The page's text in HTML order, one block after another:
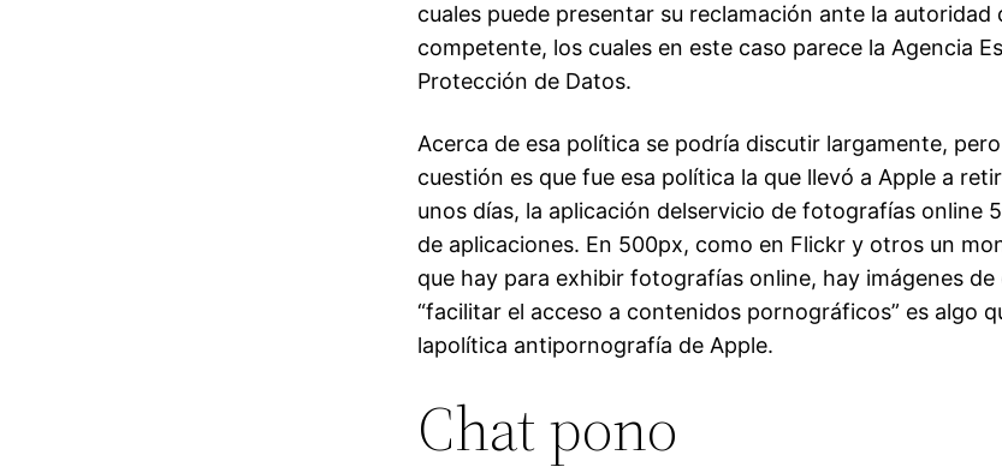
cuales puede presentar su reclamación ante la autoridad
competente, los cuales en este caso parece la Agencia
Protección de Datos.
Acerca de esa política se podría discutir largamente,
cuestión es que fue esa política la que llevó a Apple a
unos días, la aplicación delservicio de fotografías online
de aplicaciones. En 500px, como en Flickr y otros un
que hay para exhibir fotografías online, hay imágenes de
“facilitar el acceso a contenidos pornográficos” es algo
lapolítica antipornografía de Apple.
Chat pono